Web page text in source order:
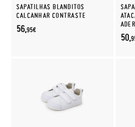
SAPATILHAS BLANDITOS
CALCANHAR CONTRASTE
56,95€
50,